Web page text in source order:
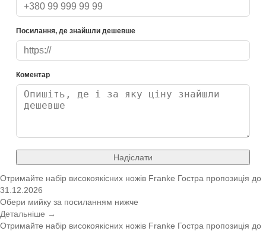
Посилання, де знайшли дешевше
Коментар
Надіслати
Отримайте набір високоякісних ножів Franke Гостра пропозиція до
31.12.2026
Обери мийку за посиланням нижче
Детальніше →
Отримайте набір високоякісних ножів Franke Гостра пропозиція до